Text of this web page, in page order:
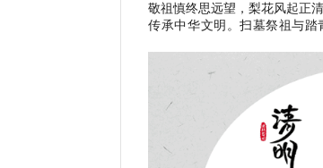
敬祖慎终思远望，梨花风起正
传承中华文明。扫墓祭祖与踏